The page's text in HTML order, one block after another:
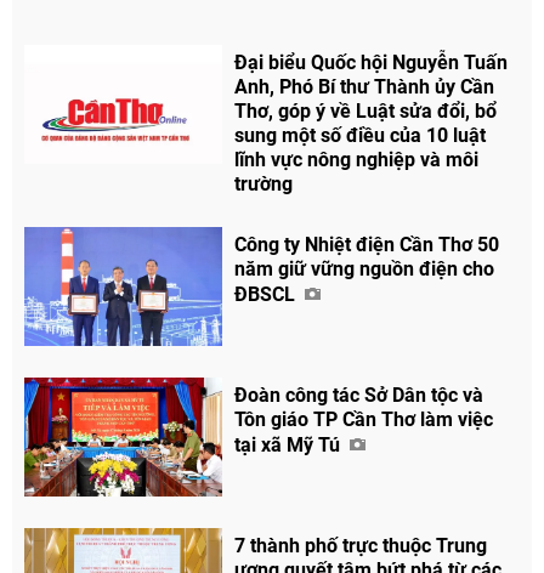
Đại biểu Quốc hội Nguyễn Tuấn
Anh, Phó Bí thư Thành ủy Cần
Thơ, góp ý về Luật sửa đổi, bổ
sung một số điều của 10 luật
lĩnh vực nông nghiệp và môi
trường
Công ty Nhiệt điện Cần Thơ 50
năm giữ vững nguồn điện cho
ĐBSCL
Đoàn công tác Sở Dân tộc và
Tôn giáo TP Cần Thơ làm việc
tại xã Mỹ Tú
7 thành phố trực thuộc Trung